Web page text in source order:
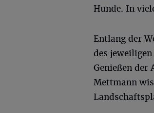
Hunde. In
Entlang der
des
Genießen der
Mettmann